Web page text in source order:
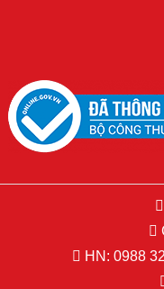
Copyright © 2015
HN: 0988